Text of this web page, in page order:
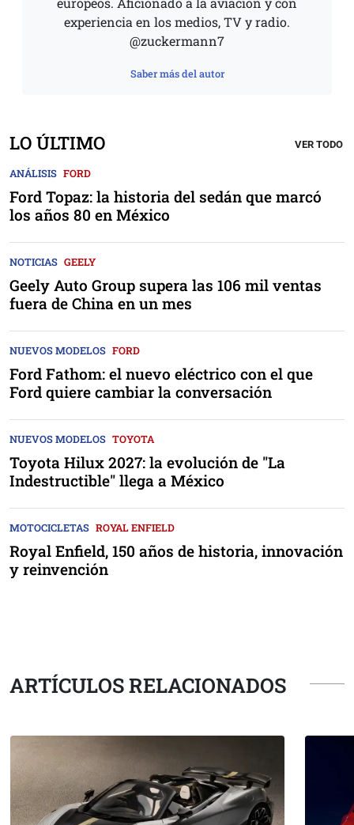
experiencia en los medios, TV y radio.
@zuckermann7
Saber más del autor
LO ÚLTIMO VER TODO
ANÁLISIS FORD
Ford Topaz: la historia del sedán que marcó
los años 80 en México
NOTICIAS GEELY
Geely Auto Group supera las 106 mil ventas
fuera de China en un mes
NUEVOS MODELOS FORD
Ford Fathom: el nuevo eléctrico con el que
Ford quiere cambiar la conversación
NUEVOS MODELOS TOYOTA
Toyota Hilux 2027: la evolución de "La
Indestructible" llega a México
MOTOCICLETAS ROYAL ENFIELD
Royal Enfield, 150 años de historia, innovación
y reinvención
ARTÍCULOS RELACIONADOS